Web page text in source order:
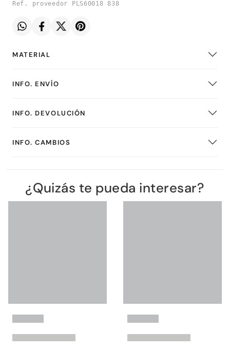
Ref. proveedor PLS60018 838
MATERIAL
INFO. ENVÍO
INFO. DEVOLUCIÓN
INFO. CAMBIOS
¿Quizás te pueda interesar?